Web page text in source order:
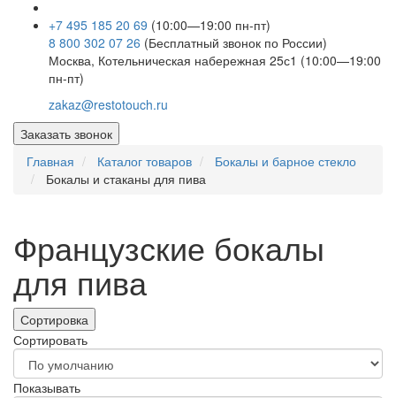
+7 495 185 20 69 (10:00—19:00 пн-пт)
8 800 302 07 26 (Бесплатный звонок по России)
Москва, Котельническая набережная 25с1 (10:00—19:00
пн-пт)
zakaz@restotouch.ru
Заказать звонок
Главная
Каталог товаров
Бокалы и барное стекло
Бокалы и стаканы для пива
Французские бокалы
для пива
Сортировка
Сортировать
Показывать